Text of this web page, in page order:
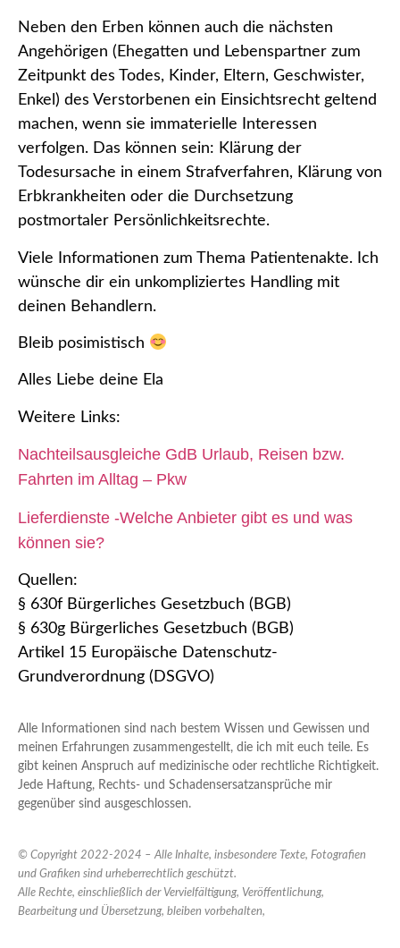
Neben den Erben können auch die nächsten
Angehörigen (Ehegatten und Lebenspartner zum
Zeitpunkt des Todes, Kinder, Eltern, Geschwister,
Enkel) des Verstorbenen ein Einsichtsrecht geltend
machen, wenn sie immaterielle Interessen
verfolgen. Das können sein: Klärung der
Todesursache in einem Strafverfahren, Klärung von
Erbkrankheiten oder die Durchsetzung
postmortaler Persönlichkeitsrechte.
Viele Informationen zum Thema Patientenakte. Ich
wünsche dir ein unkompliziertes Handling mit
deinen Behandlern.
Bleib posimistisch
Alles Liebe deine Ela
Weitere Links:
Nachteilsausgleiche GdB Urlaub, Reisen bzw.
Fahrten im Alltag – Pkw
Lieferdienste -Welche Anbieter gibt es und was
können sie?
Quellen:
§ 630f Bürgerliches Gesetzbuch (BGB)
§ 630g Bürgerliches Gesetzbuch (BGB)
Artikel 15 Europäische Datenschutz-
Grundverordnung (DSGVO)
Alle Informationen sind nach bestem Wissen und Gewissen und
meinen Erfahrungen zusammengestellt, die ich mit euch teile. Es
gibt keinen Anspruch auf medizinische oder rechtliche Richtigkeit.
Jede Haftung, Rechts- und Schadensersatzansprüche mir
gegenüber sind ausgeschlossen.
© Copyright 2022-2024 – Alle Inhalte, insbesondere Texte, Fotografien
und Grafiken sind urheberrechtlich geschützt.
Alle Rechte, einschließlich der Vervielfältigung, Veröffentlichung,
Bearbeitung und Übersetzung, bleiben vorbehalten,